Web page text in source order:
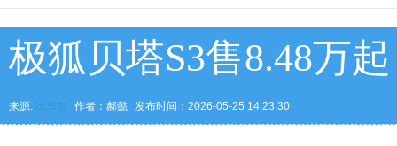
极狐贝塔S3售8.48万
来源: 玩车趣 作者：郝懿 发布时间：2026-05-25 14:23:30